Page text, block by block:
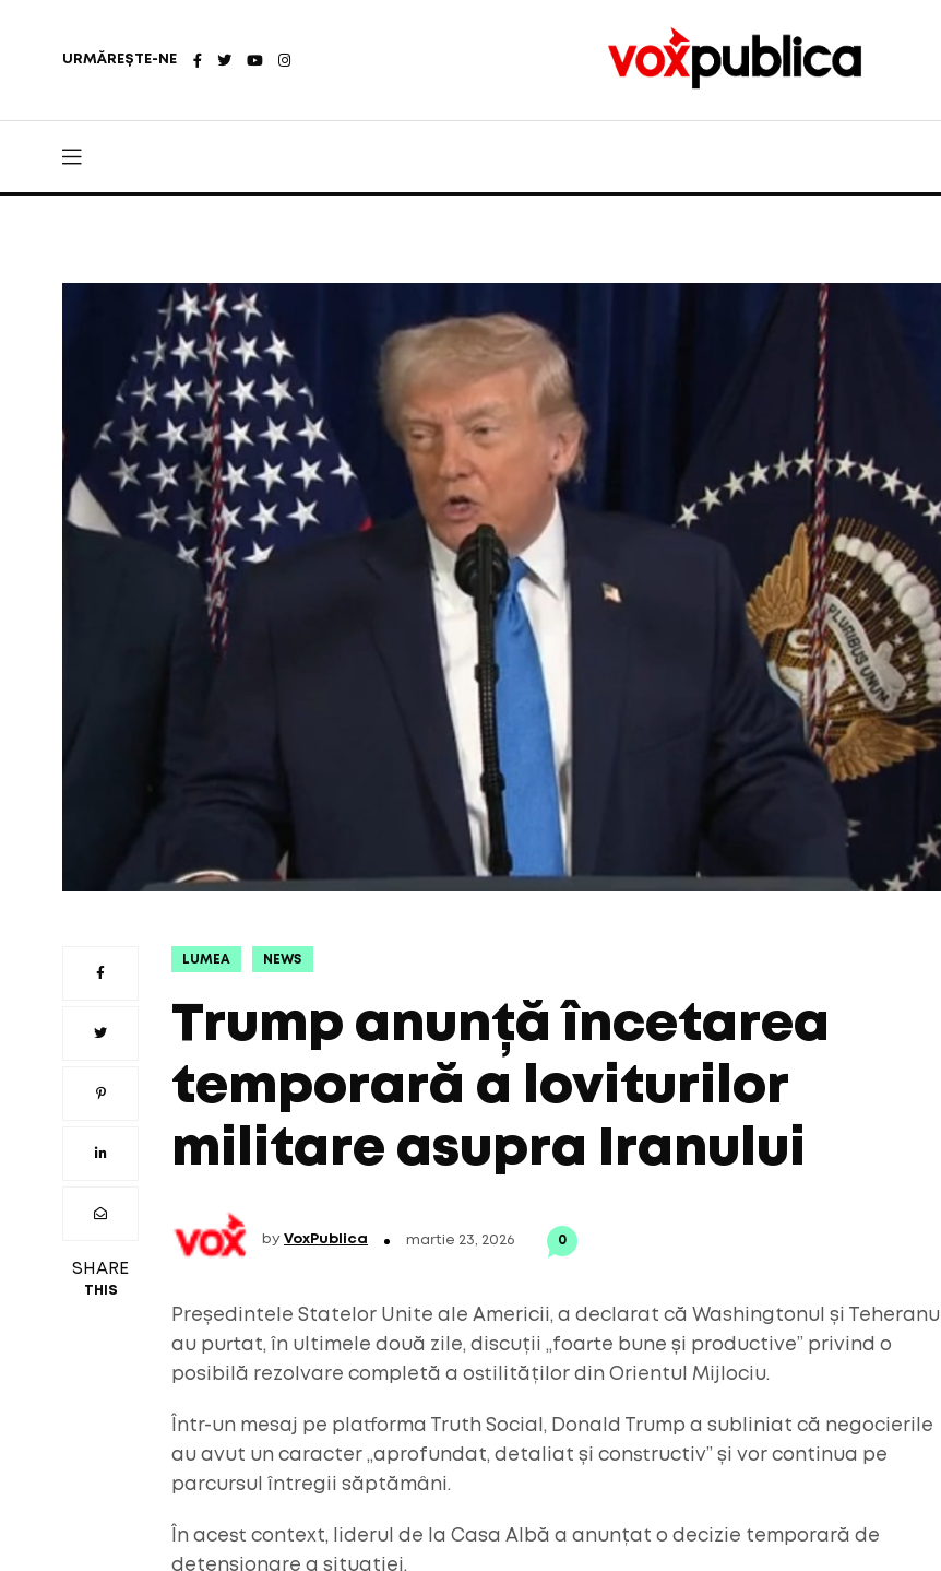
URMĂREȘTE-NE
SHARE
THIS
LUMEA NEWS
Trump anunță încetarea
temporară a loviturilor
militare asupra Iranului
by VoxPublica martie 23, 2026 0
Președintele Statelor Unite ale Americii, a declarat că Washingtonul și Teheranul
au purtat, în ultimele două zile, discuții „foarte bune și productive” privind o
posibilă rezolvare completă a ostilităților din Orientul Mijlociu.
Într-un mesaj pe platforma Truth Social, Donald Trump a subliniat că negocierile
au avut un caracter „aprofundat, detaliat și constructiv” și vor continua pe
parcursul întregii săptămâni.
În acest context, liderul de la Casa Albă a anunțat o decizie temporară de
detensionare a situației.